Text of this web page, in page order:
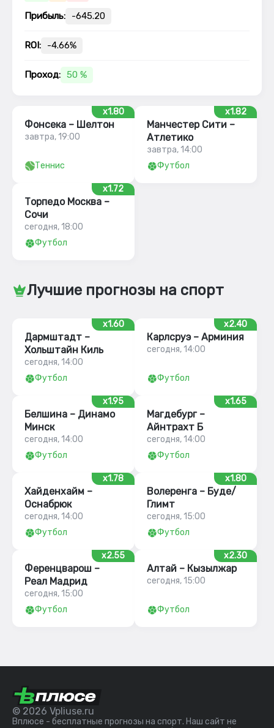
Прибыль: -645.20
ROI: -4.66%
Проход: 50 %
x1.80
Фонсека – Шелтон
завтра, 19:00
Теннис
x1.82
Манчестер Сити –
Атлетико
завтра, 14:00
Футбол
x1.72
Торпедо Москва –
Сочи
сегодня, 18:00
Футбол
Лучшие прогнозы на спорт
x1.60
Дармштадт –
Хольштайн Киль
сегодня, 14:00
Футбол
x2.40
Карлсруэ – Арминия
сегодня, 14:00
Футбол
x1.95
Белшина – Динамо
Минск
сегодня, 14:00
Футбол
x1.65
Магдебург –
Айнтрахт Б
сегодня, 14:00
Футбол
x1.78
Хайденхайм –
Оснабрюк
сегодня, 14:00
Футбол
x1.80
Волеренга – Буде/
Глимт
сегодня, 15:00
Футбол
x2.55
Ференцварош –
Реал Мадрид
сегодня, 15:00
Футбол
x2.30
Алтай – Кызылжар
сегодня, 15:00
Футбол
© 2026 Vpliuse.ru
Вплюсе - бесплатные прогнозы на спорт. Наш сайт не